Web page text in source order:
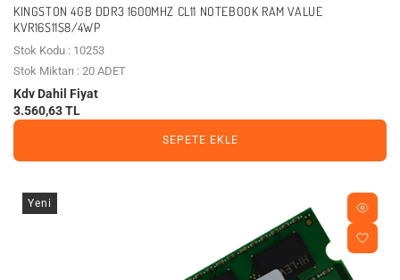
KINGSTON 4GB DDR3 1600MHZ CL11 NOTEBOOK RAM VALUE
KVR16S11S8/4WP
Stok Kodu : 10253
Stok Miktarı : 20 ADET
Kdv Dahil Fiyat
3.560,63 TL
SEPETE EKLE
Yeni